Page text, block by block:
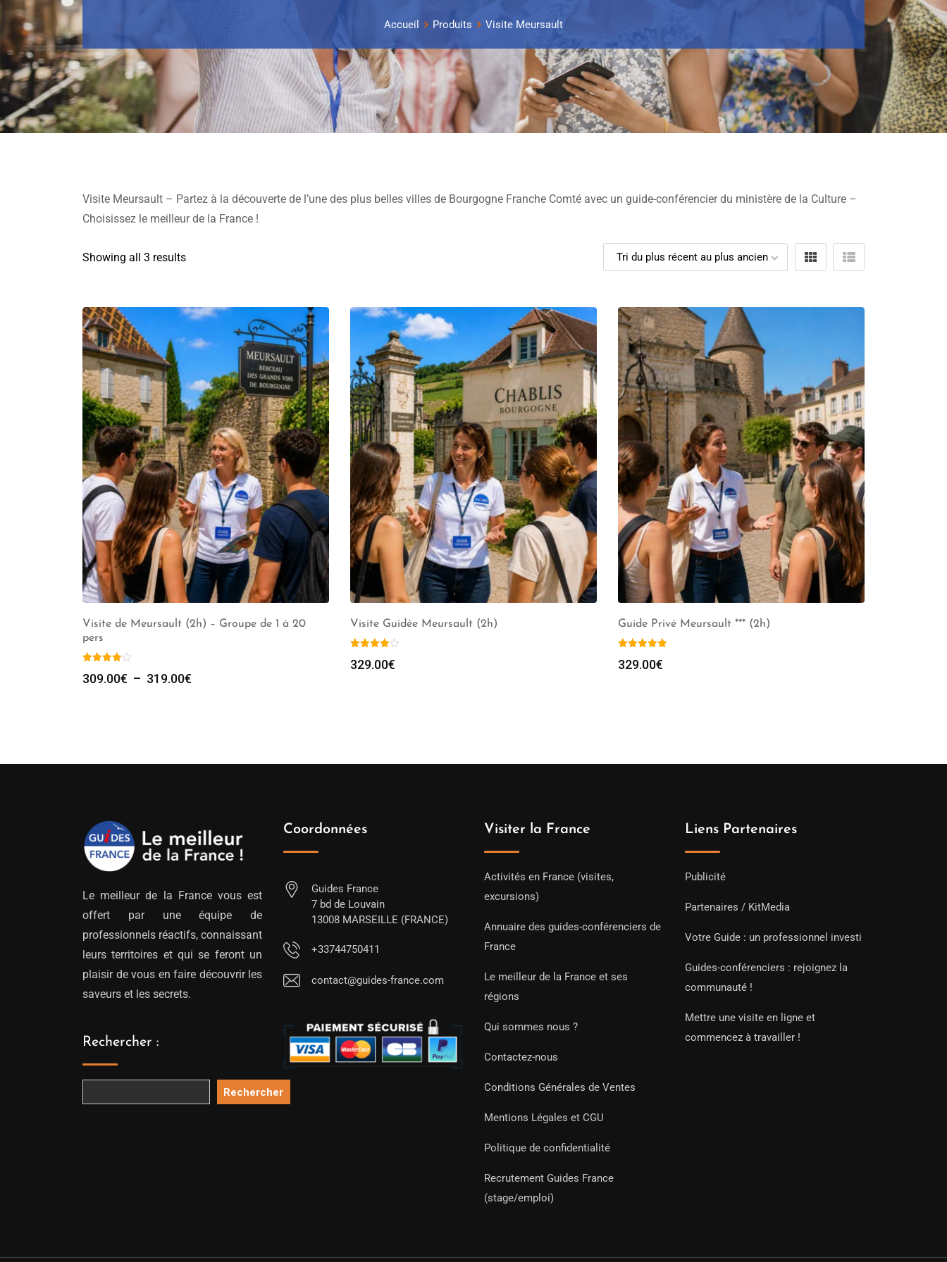
Accueil Produits Visite Meursault
Visite Meursault – Partez à la découverte de l’une des plus belles villes de Bourgogne Franche Comté avec un guide-conférencier du ministère de la Culture –
Choisissez le meilleur de la France !
Showing all 3 results
Visite de Meursault (2h) – Groupe de 1 à 20
pers
309.00€ – 319.00€
Visite Guidée Meursault (2h)
329.00€
Guide Privé Meursault *** (2h)
329.00€
Le meilleur de la France vous est
offert par une équipe de
professionnels réactifs, connaissant
leurs territoires et qui se feront un
plaisir de vous en faire découvrir les
saveurs et les secrets.
Rechercher :
Rechercher
Coordonnées
Guides France
7 bd de Louvain
13008 MARSEILLE (FRANCE)
+33744750411
contact@guides-france.com
Visiter la France
Activités en France (visites,
excursions)
Annuaire des guides-conférenciers de
France
Le meilleur de la France et ses
régions
Qui sommes nous ?
Contactez-nous
Conditions Générales de Ventes
Mentions Légales et CGU
Politique de confidentialité
Recrutement Guides France
(stage/emploi)
Liens Partenaires
Publicité
Partenaires / KitMedia
Votre Guide : un professionnel investi
Guides-conférenciers : rejoignez la
communauté !
Mettre une visite en ligne et
commencez à travailler !